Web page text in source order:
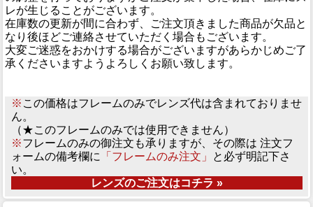
レが生じることがございます。
在庫数の更新が間に合わず、ご注文頂きました商品が欠品と
なり後ほどご連絡させていただく場合もございます。
大変ご迷惑をおかけする場合がございますがあらかじめご了
承くださいますようよろしくお願い致します。
※ この価格はフレームのみでレンズ代は含まれておりませ
ん。
（★このフレームのみでは使用できません）
※フレームのみの御注文も承りますが、その際は 注文フ
ォームの備考欄に
「フレームのみ注文」
と必ず明記下さ
い。
レンズのご注文はコチラ »